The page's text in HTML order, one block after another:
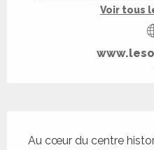
Voir tous
Au cœur du centre